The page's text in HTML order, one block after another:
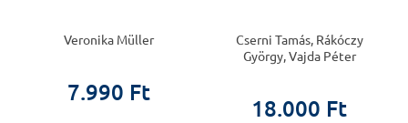
Veronika Müller
7.990 Ft
Cserni Tamás, Rákóczy
György, Vajda Péter
18.000 Ft